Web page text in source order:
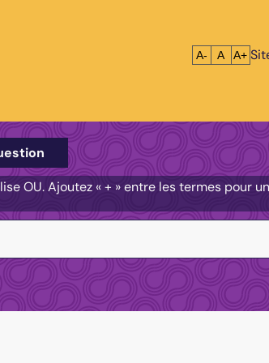
Réduire le
A- A A+
OU. Ajoutez « + » entre les termes pour